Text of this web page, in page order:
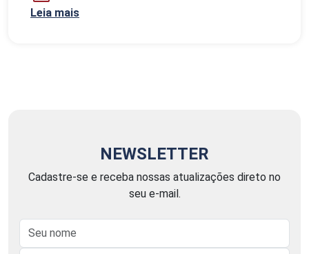
Leia mais
NEWSLETTER
Cadastre-se e receba nossas atualizações direto no
seu e-mail.